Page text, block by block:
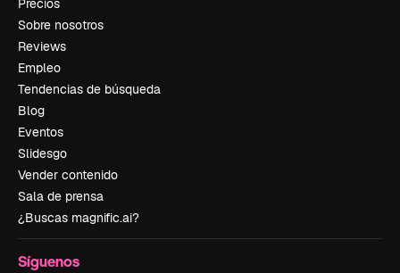
Precios
Sobre nosotros
Reviews
Empleo
Tendencias de búsqueda
Blog
Eventos
Slidesgo
Vender contenido
Sala de prensa
¿Buscas magnific.ai?
Síguenos